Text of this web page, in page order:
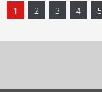
1 2 3 4 5